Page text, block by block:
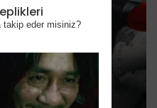
Uzakta 3
Geliyor
takip eder misiniz?